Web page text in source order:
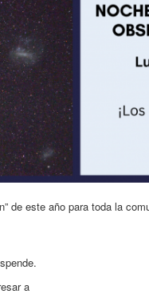
de este año para toda la
a